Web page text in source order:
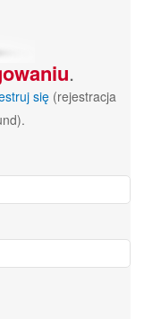
.
się(rejestracja